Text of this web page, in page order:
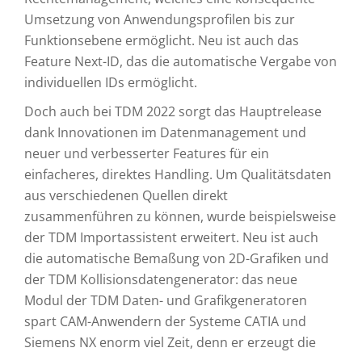
Umsetzung von Anwendungsprofilen bis zur
Funktionsebene ermöglicht. Neu ist auch das
Feature Next-ID, das die automatische Vergabe von
individuellen IDs ermöglicht.
Doch auch bei TDM 2022 sorgt das Hauptrelease
dank Innovationen im Datenmanagement und
neuer und verbesserter Features für ein
einfacheres, direktes Handling. Um Qualitätsdaten
aus verschiedenen Quellen direkt
zusammenführen zu können, wurde beispielsweise
der TDM Importassistent erweitert. Neu ist auch
die automatische Bemaßung von 2D-Grafiken und
der TDM Kollisionsdatengenerator: das neue
Modul der TDM Daten- und Grafikgeneratoren
spart CAM-Anwendern der Systeme CATIA und
Siemens NX enorm viel Zeit, denn er erzeugt die